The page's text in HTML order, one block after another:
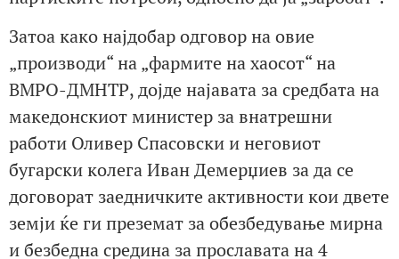
Затоа како најдобар одговор на овие
„производи“ на „фармите на хаосот“ на
ВМРО-ДМНТР, дојде најавата за средбата на
македонскиот министер за внатрешни
работи Оливер Спасовски и неговиот
бугарски колега Иван Демерџиев за да се
договорат заедничките активности кои двете
земји ќе ги преземат за обезбедување мирна
и безбедна средина за прославата на 4